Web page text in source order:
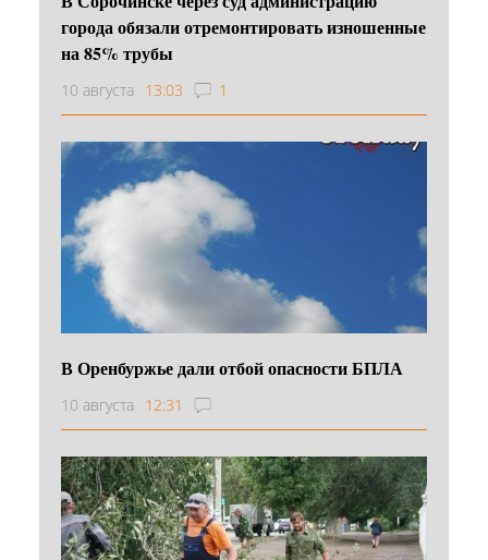
города обязали отремонтировать изношенные
на 85% трубы
10 августа 13:03 1
В Оренбуржье дали отбой опасности БПЛА
10 августа 12:31